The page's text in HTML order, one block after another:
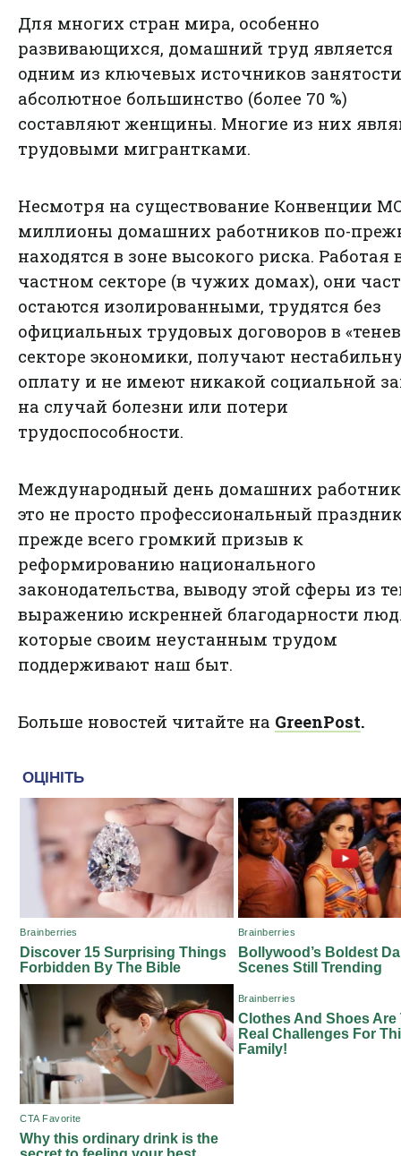
Для многих стран мира, особенно
развивающихся, домашний труд является
одним из ключевых источников
абсолютное большинство (более 70 %)
составляют женщины. Многие из них
трудовыми мигрантками.
Несмотря на существование Конвенции
миллионы домашних работников по-
находятся в зоне высокого риска. Работая
частном секторе (в чужих домах), они
остаются изолированными, трудятся без
официальных трудовых договоров в
секторе экономики, получают
оплату и не имеют никакой социальной
на случай болезни или потери
трудоспособности.
Международный день домашних
это не просто профессиональный
прежде всего громкий призыв к
реформированию национального
законодательства, выводу этой сферы из
выражению искренней благодарности
которые своим неустанным трудом
поддерживают наш быт.
Больше новостей читайте на GreenPost.